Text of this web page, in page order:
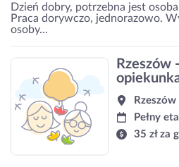
Dzień dobry, potrzebna jest
Praca dorywczo, jednorazowo.
osoby...
Rzeszów
Rzeszów
Pełny
35 zł za